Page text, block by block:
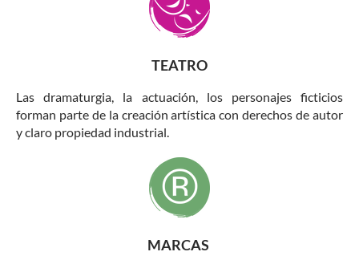
TEATRO
Las dramaturgia, la actuación, los personajes ficticios
forman parte de la creación artística con derechos de autor
y claro propiedad industrial.
MARCAS